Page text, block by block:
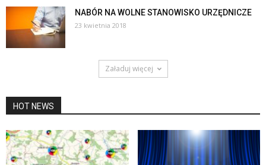
NABÓR NA WOLNE STANOWISKO URZĘDNICZE
23 kwietnia 2018
Załaduj więcej
HOT NEWS